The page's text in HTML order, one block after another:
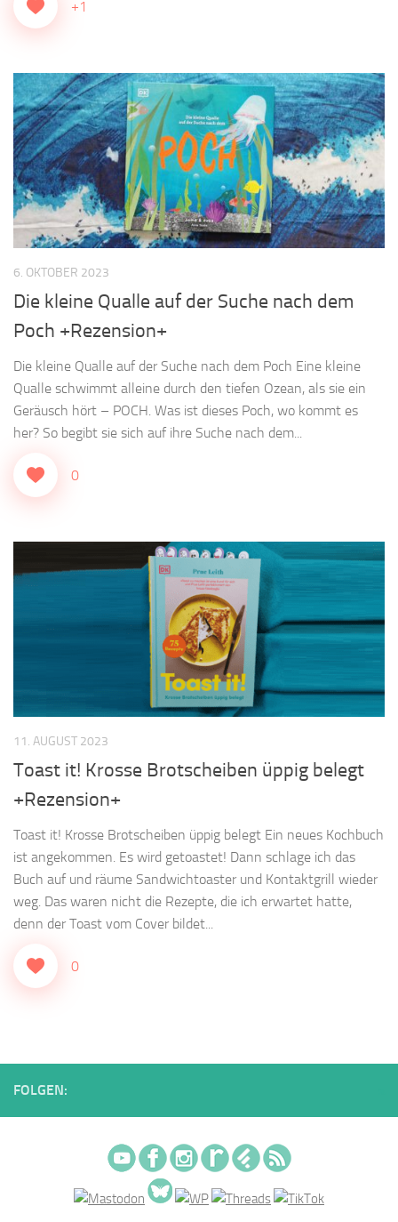
+1
6. OKTOBER 2023
Die kleine Qualle auf der Suche nach dem
Poch +Rezension+
Die kleine Qualle auf der Suche nach dem Poch Eine kleine
Qualle schwimmt alleine durch den tiefen Ozean, als sie ein
Geräusch hört – POCH. Was ist dieses Poch, wo kommt es
her? So begibt sie sich auf ihre Suche nach dem...
0
11. AUGUST 2023
Toast it! Krosse Brotscheiben üppig belegt
+Rezension+
Toast it! Krosse Brotscheiben üppig belegt Ein neues Kochbuch
ist angekommen. Es wird getoastet! Dann schlage ich das
Buch auf und räume Sandwichtoaster und Kontaktgrill wieder
weg. Das waren nicht die Rezepte, die ich erwartet hatte,
denn der Toast vom Cover bildet...
0
FOLGEN: